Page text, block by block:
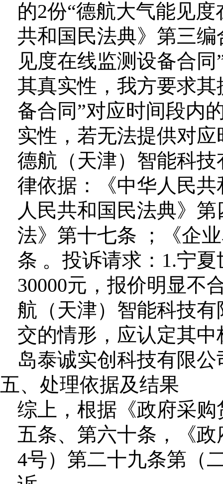
的2份“德航大气能见
共和国民法典》第三
见度在线监测设备合
其真实性，我方要求
备合同”对应时间段内
实性，若无法提供对
德航（天津）智能科
律依据：《中华人民
人民共和国民法典》
法》第十七条 ；《企
条 。投诉请求：1.宁
30000元，报价明显不
航（天津）智能科技
交的情形，应认定其
岛泰诚实创科技有限
五、处理依据及结果
综上，根据《政府采
五条、第六十条，《
4号）第二十九条第（